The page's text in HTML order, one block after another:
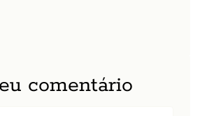
comentário